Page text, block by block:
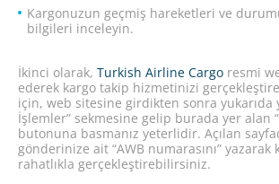
Kargonuzun geçmiş hareketleri ve
bilgileri inceleyin.
İkinci olarak, Turkish Airline Cargo resmi
ederek kargo takip hizmetinizi
için, web sitesine girdikten sonra yukarıda
İşlemler” sekmesine gelip burada yer alan
butonuna basmanız yeterlidir. Açılan
gönderinize ait “AWB numarasını”
rahatlıkla gerçekleştirebilirsiniz.